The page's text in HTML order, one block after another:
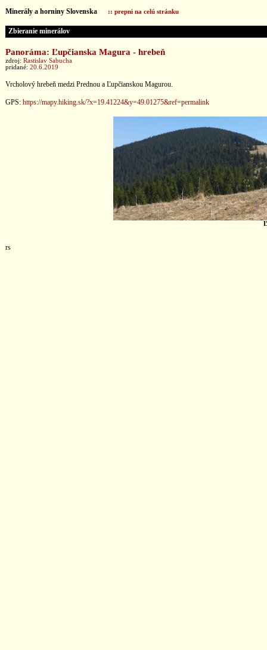
Minerály a horniny Slovenska :: prepni na celú stránku
Zbieranie minerálov
Panoráma: Ľupčianska Magura - hrebeň
zdroj: Rastislav Sabucha
pridané: 20.6.2019
Vrcholový hrebeň medzi Prednou a Ľupčianskou Magurou.
GPS: https://mapy.hiking.sk/?x=19.41224&y=49.01275&ref=permalink
rs